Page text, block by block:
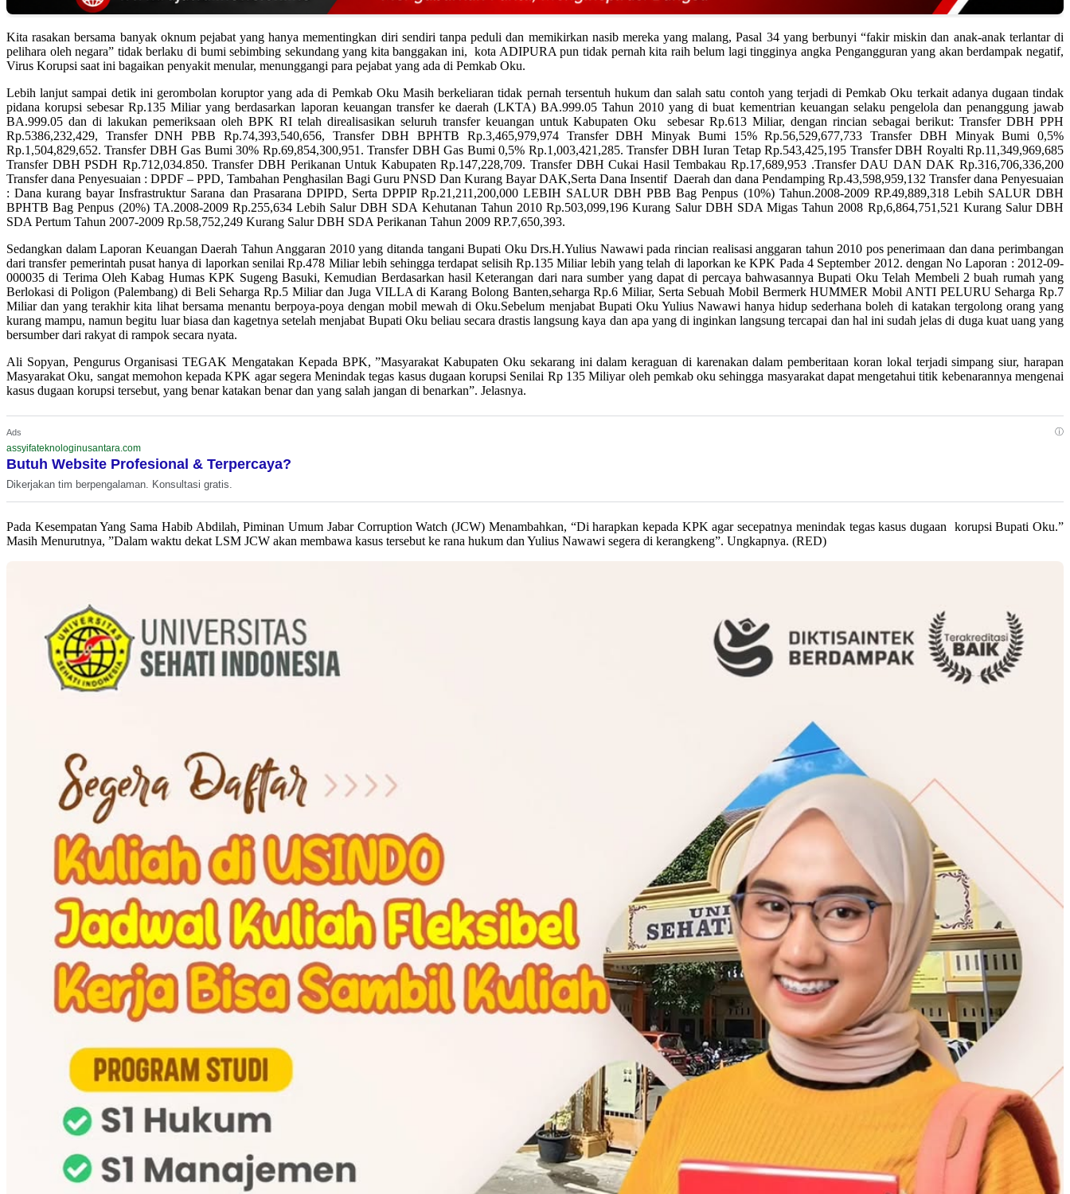
Kita rasakan bersama banyak oknum pejabat yang hanya mementingkan diri sendiri tanpa peduli dan memikirkan nasib mereka yang malang, Pasal 34 yang berbunyi “fakir miskin dan anak-anak terlantar di
pelihara oleh negara” tidak berlaku di bumi sebimbing sekundang yang kita banggakan ini, kota ADIPURA pun tidak pernah kita raih belum lagi tingginya angka Pengangguran yang akan berdampak negatif,
Virus Korupsi saat ini bagaikan penyakit menular, menunggangi para pejabat yang ada di Pemkab Oku.
Lebih lanjut sampai detik ini gerombolan koruptor yang ada di Pemkab Oku Masih berkeliaran tidak pernah tersentuh hukum dan salah satu contoh yang terjadi di Pemkab Oku terkait adanya dugaan tindak
pidana korupsi sebesar Rp.135 Miliar yang berdasarkan laporan keuangan transfer ke daerah (LKTA) BA.999.05 Tahun 2010 yang di buat kementrian keuangan selaku pengelola dan penanggung jawab
BA.999.05 dan di lakukan pemeriksaan oleh BPK RI telah direalisasikan seluruh transfer keuangan untuk Kabupaten Oku sebesar Rp.613 Miliar, dengan rincian sebagai berikut: Transfer DBH PPH
Rp.5386,232,429, Transfer DNH PBB Rp.74,393,540,656, Transfer DBH BPHTB Rp.3,465,979,974 Transfer DBH Minyak Bumi 15% Rp.56,529,677,733 Transfer DBH Minyak Bumi 0,5%
Rp.1,504,829,652. Transfer DBH Gas Bumi 30% Rp.69,854,300,951. Transfer DBH Gas Bumi 0,5% Rp.1,003,421,285. Transfer DBH Iuran Tetap Rp.543,425,195 Transfer DBH Royalti Rp.11,349,969,685
Transfer DBH PSDH Rp.712,034.850. Transfer DBH Perikanan Untuk Kabupaten Rp.147,228,709. Transfer DBH Cukai Hasil Tembakau Rp.17,689,953 .Transfer DAU DAN DAK Rp.316,706,336,200
Transfer dana Penyesuaian : DPDF – PPD, Tambahan Penghasilan Bagi Guru PNSD Dan Kurang Bayar DAK,Serta Dana Insentif Daerah dan dana Pendamping Rp.43,598,959,132 Transfer dana Penyesuaian
: Dana kurang bayar Insfrastruktur Sarana dan Prasarana DPIPD, Serta DPPIP Rp.21,211,200,000 LEBIH SALUR DBH PBB Bag Penpus (10%) Tahun.2008-2009 RP.49,889,318 Lebih SALUR DBH
BPHTB Bag Penpus (20%) TA.2008-2009 Rp.255,634 Lebih Salur DBH SDA Kehutanan Tahun 2010 Rp.503,099,196 Kurang Salur DBH SDA Migas Tahun 2008 Rp,6,864,751,521 Kurang Salur DBH
SDA Pertum Tahun 2007-2009 Rp.58,752,249 Kurang Salur DBH SDA Perikanan Tahun 2009 RP.7,650,393.
Sedangkan dalam Laporan Keuangan Daerah Tahun Anggaran 2010 yang ditanda tangani Bupati Oku Drs.H.Yulius Nawawi pada rincian realisasi anggaran tahun 2010 pos penerimaan dan dana perimbangan
dari transfer pemerintah pusat hanya di laporkan senilai Rp.478 Miliar lebih sehingga terdapat selisih Rp.135 Miliar lebih yang telah di laporkan ke KPK Pada 4 September 2012. dengan No Laporan : 2012-09-
000035 di Terima Oleh Kabag Humas KPK Sugeng Basuki, Kemudian Berdasarkan hasil Keterangan dari nara sumber yang dapat di percaya bahwasannya Bupati Oku Telah Membeli 2 buah rumah yang
Berlokasi di Poligon (Palembang) di Beli Seharga Rp.5 Miliar dan Juga VILLA di Karang Bolong Banten,seharga Rp.6 Miliar, Serta Sebuah Mobil Bermerk HUMMER Mobil ANTI PELURU Seharga Rp.7
Miliar dan yang terakhir kita lihat bersama menantu berpoya-poya dengan mobil mewah di Oku.Sebelum menjabat Bupati Oku Yulius Nawawi hanya hidup sederhana boleh di katakan tergolong orang yang
kurang mampu, namun begitu luar biasa dan kagetnya setelah menjabat Bupati Oku beliau secara drastis langsung kaya dan apa yang di inginkan langsung tercapai dan hal ini sudah jelas di duga kuat uang yang
bersumber dari rakyat di rampok secara nyata.
Ali Sopyan, Pengurus Organisasi TEGAK Mengatakan Kepada BPK, ”Masyarakat Kabupaten Oku sekarang ini dalam keraguan di karenakan dalam pemberitaan koran lokal terjadi simpang siur, harapan
Masyarakat Oku, sangat memohon kepada KPK agar segera Menindak tegas kasus dugaan korupsi Senilai Rp 135 Miliyar oleh pemkab oku sehingga masyarakat dapat mengetahui titik kebenarannya mengenai
kasus dugaan korupsi tersebut, yang benar katakan benar dan yang salah jangan di benarkan”. Jelasnya.
Ads ⓘ
assyifateknologinusantara.com
Butuh Website Profesional & Terpercaya?
Dikerjakan tim berpengalaman. Konsultasi gratis.
Pada Kesempatan Yang Sama Habib Abdilah, Piminan Umum Jabar Corruption Watch (JCW) Menambahkan, “Di harapkan kepada KPK agar secepatnya menindak tegas kasus dugaan korupsi Bupati Oku.”
Masih Menurutnya, ”Dalam waktu dekat LSM JCW akan membawa kasus tersebut ke rana hukum dan Yulius Nawawi segera di kerangkeng”. Ungkapnya. (RED)